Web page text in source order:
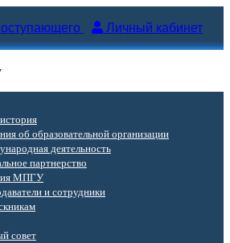
Личный кабинет
об образовательной организации
деятельность
партнерство
МПГУ
и сотрудники
совет